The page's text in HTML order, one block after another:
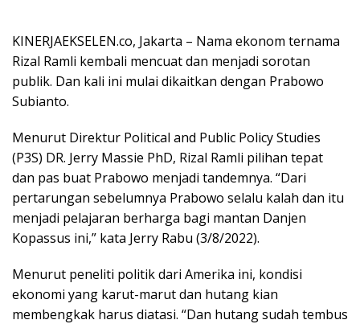
KINERJAEKSELEN.co, Jakarta – Nama ekonom ternama
Rizal Ramli kembali mencuat dan menjadi sorotan
publik. Dan kali ini mulai dikaitkan dengan Prabowo
Subianto.
Menurut Direktur Political and Public Policy Studies
(P3S) DR. Jerry Massie PhD, Rizal Ramli pilihan tepat
dan pas buat Prabowo menjadi tandemnya. “Dari
pertarungan sebelumnya Prabowo selalu kalah dan itu
menjadi pelajaran berharga bagi mantan Danjen
Kopassus ini,” kata Jerry Rabu (3/8/2022).
Menurut peneliti politik dari Amerika ini, kondisi
ekonomi yang karut-marut dan hutang kian
membengkak harus diatasi. “Dan hutang sudah tembus